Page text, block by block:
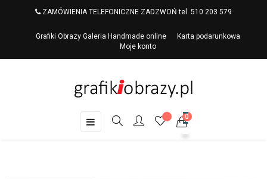
ZAMÓWIENIA TELEFONICZNE ZADZWOŃ tel. 510 203 579
Grafiki Obrazy Galeria Handmade online
Karta podarunkowa
Moje konto
Toggle
☰ 0